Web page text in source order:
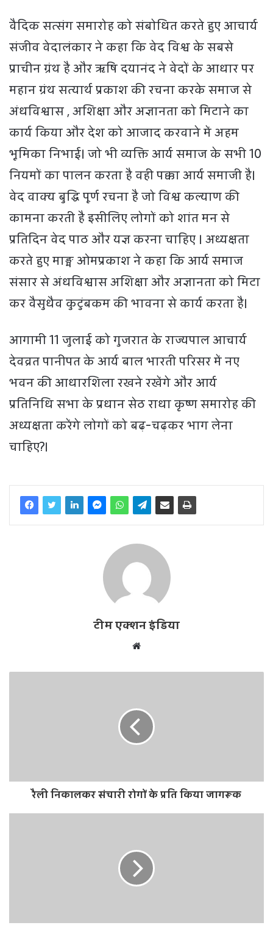
वैदिक सत्संग समारोह को संबोधित करते हुए आचार्य
संजीव वेदालंकार ने कहा कि वेद विश्व के सबसे
प्राचीन ग्रंथ है और ऋषि दयानंद ने वेदों के आधार पर
महान ग्रंथ सत्यार्थ प्रकाश की रचना करके समाज से
अंधविश्वास , अशिक्षा और अज्ञानता को मिटाने का
कार्य किया और देश को आजाद करवाने में अहम
भूमिका निभाई। जो भी व्यक्ति आर्य समाज के सभी 10
नियमों का पालन करता है वही पक्का आर्य समाजी है।
वेद वाक्य बुद्धि पूर्ण रचना है जो विश्व कल्याण की
कामना करती है इसीलिए लोगों को शांत मन से
प्रतिदिन वेद पाठ और यज्ञ करना चाहिए । अध्यक्षता
करते हुए माङ्म ओमप्रकाश ने कहा कि आर्य समाज
संसार से अंधविश्वास अशिक्षा और अज्ञानता को मिटा
कर वैसुधैव कुटुंबकम की भावना से कार्य करता है।
आगामी 11 जुलाई को गुजरात के राज्यपाल आचार्य
देवव्रत पानीपत के आर्य बाल भारती परिसर में नए
भवन की आधारशिला रखने रखेंगे और आर्य
प्रतिनिधि सभा के प्रधान सेठ राधा कृष्ण समारोह की
अध्यक्षता करेंगे लोगों को बढ़-चढ़कर भाग लेना
चाहिए?।
टीम एक्शन इंडिया
b
रैली निकालकर संचारी रोगों के प्रति किया जागरूक